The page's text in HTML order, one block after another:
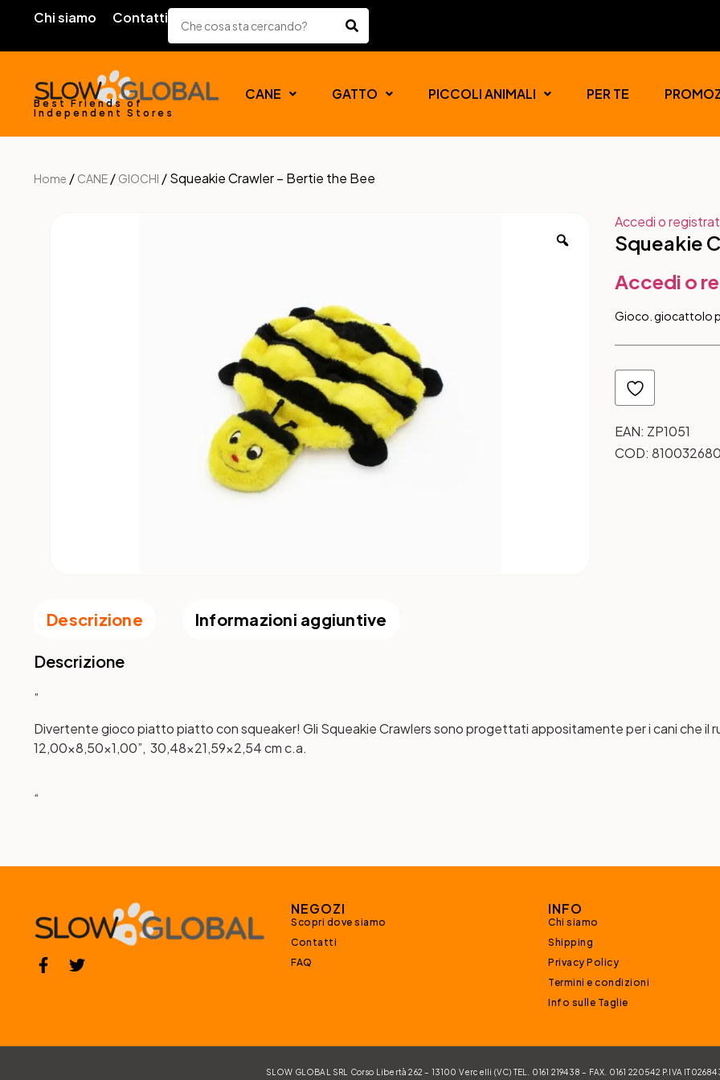
Chi siamo Contatti
Best Friends of
Independent Stores
CANE GATTO PICCOLI ANIMALI PER TE
Home / CANE / GIOCHI / Squeakie Crawler – Bertie the Bee
Accedi o
Squeakie
Accedi o
Gioco. giocattolo
EAN: ZP1051
COD:
Descrizione Informazioni aggiuntive
Descrizione
”
Divertente gioco piatto piatto con squeaker! Gli Squeakie Crawlers sono progettati appositamente per i cani che il
12,00×8,50×1,00”, 30,48×21,59×2,54 cm c.a.
“
NEGOZI
Scopri dove siamo
Contatti
FAQ
INFO
Chi siamo
Shipping
Privacy Policy
Termini e condizioni
Info sulle Taglie
SLOW GLOBAL SRL Corso Libertà 262 – 13100 Vercelli (VC) TEL. 0161 219438 – FAX. 0161 220542 P.IVA